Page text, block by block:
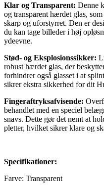
Klar og Transparent: Denne
og transparent hærdet glas,
skarp og uforstyrret. Den er
du kan tage billeder i høj
ydeevne.
Stød- og Eksplosionssikker:
robust hærdet glas, der
forhindrer også glasset i at
sikrer ekstra sikkerhed for dit
Fingeraftryksafvisende:
behandlet med en speciel
snavs. Dette gør det nemt at
pletter, hvilket sikrer klare og
Specifikationer:
Farve: Transparent